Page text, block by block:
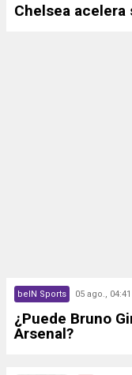
Chelsea
beIN Sports 05 ago.,
¿Puede Bruno
Arsenal?